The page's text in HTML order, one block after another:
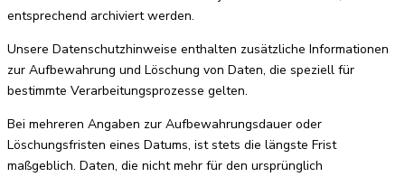
entsprechend archiviert werden.
Unsere Datenschutzhinweise enthalten zusätzliche Informationen
zur Aufbewahrung und Löschung von Daten, die speziell für
bestimmte Verarbeitungsprozesse gelten.
Bei mehreren Angaben zur Aufbewahrungsdauer oder
Löschungsfristen eines Datums, ist stets die längste Frist
maßgeblich. Daten, die nicht mehr für den ursprünglich